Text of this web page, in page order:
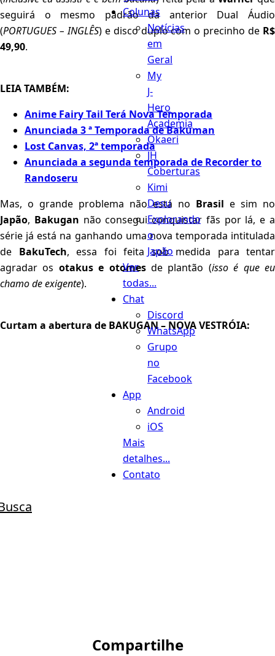
Colunas
Notícias
em
Geral
My
J-
Hero
Academia
Okaeri
JH
Coberturas
Kimi
Desu
Explorando
o
Japão
Ver
todas...
Chat
Discord
WhatsApp
Grupo
no
Facebook
App
Android
iOS
Mais
detalhes...
Contato
seguirá o mesmo padrão da anterior Dual Áudio
(PORTUGUES – INGLÊS) e disco duplo com o precinho de R$
49,90.
LEIA TAMBÉM:
Anime Fairy Tail Terá Nova Temporada
Anunciada 3 ª Temporada de Bakuman
Lost Canvas, 2ª temporada
Anunciada a segunda temporada de Recorder to
Randoseru
Mas, o grande problema não está no Brasil e sim no
Japão, Bakugan não consegui conquistar fãs por lá, e a
série já está na ganhando uma nova temporada intitulada
de BakuTech, essa foi feita sob medida para tentar
agradar os otakus e otomesde plantão (isso é que eu
chamo de exigente).
Curtam a abertura de BAKUGAN – NOVA VESTRÓIA:
Compartilhe